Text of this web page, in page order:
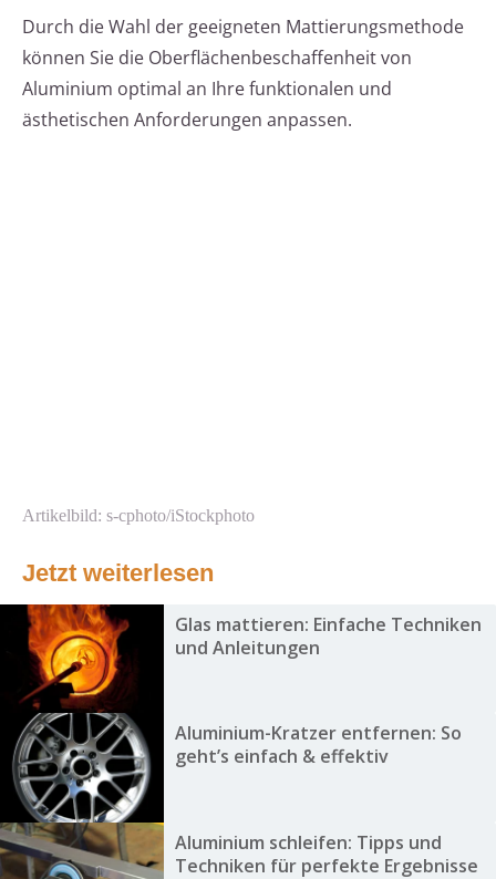
Durch die Wahl der geeigneten Mattierungsmethode
können Sie die Oberflächenbeschaffenheit von
Aluminium optimal an Ihre funktionalen und
ästhetischen Anforderungen anpassen.
Artikelbild: s-cphoto/iStockphoto
Jetzt weiterlesen
Glas mattieren: Einfache Techniken
und Anleitungen
Aluminium-Kratzer entfernen: So
geht’s einfach & effektiv
Aluminium schleifen: Tipps und
Techniken für perfekte Ergebnisse